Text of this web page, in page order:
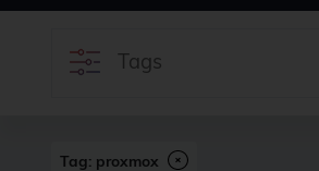
Tags
Tag: proxmox